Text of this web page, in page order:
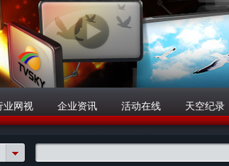
业网视 企业资讯 活动在线 天空纪录